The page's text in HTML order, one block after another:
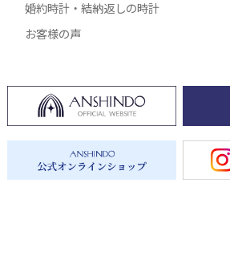
婚約時計・結納返しの時計
お客様の声